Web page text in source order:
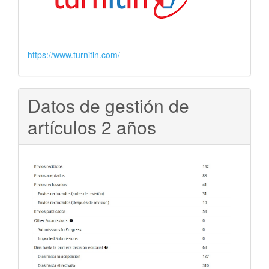
https://www.turnitin.com/
Datos de gestión de
artículos 2 años